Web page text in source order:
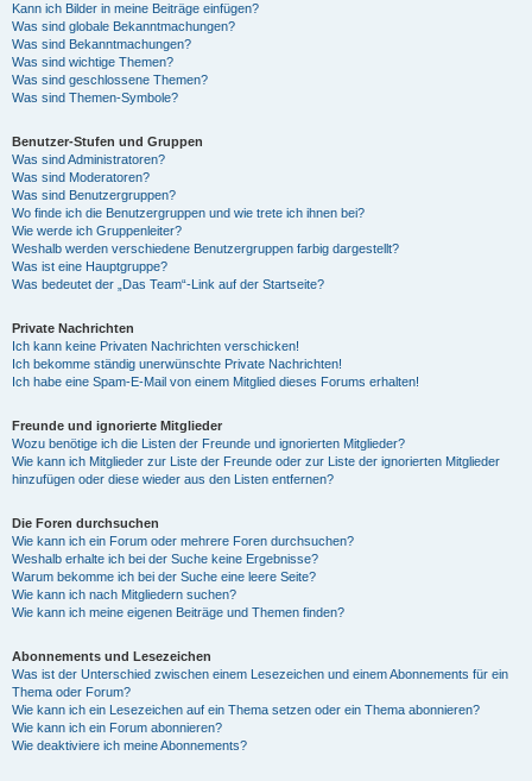
Kann ich Bilder in meine Beiträge einfügen?
Was sind globale Bekanntmachungen?
Was sind Bekanntmachungen?
Was sind wichtige Themen?
Was sind geschlossene Themen?
Was sind Themen-Symbole?
Benutzer-Stufen und Gruppen
Was sind Administratoren?
Was sind Moderatoren?
Was sind Benutzergruppen?
Wo finde ich die Benutzergruppen und wie trete ich ihnen bei?
Wie werde ich Gruppenleiter?
Weshalb werden verschiedene Benutzergruppen farbig dargestellt?
Was ist eine Hauptgruppe?
Was bedeutet der „Das Team“-Link auf der Startseite?
Private Nachrichten
Ich kann keine Privaten Nachrichten verschicken!
Ich bekomme ständig unerwünschte Private Nachrichten!
Ich habe eine Spam-E-Mail von einem Mitglied dieses Forums erhalten!
Freunde und ignorierte Mitglieder
Wozu benötige ich die Listen der Freunde und ignorierten Mitglieder?
Wie kann ich Mitglieder zur Liste der Freunde oder zur Liste der ignorierten Mitglieder
hinzufügen oder diese wieder aus den Listen entfernen?
Die Foren durchsuchen
Wie kann ich ein Forum oder mehrere Foren durchsuchen?
Weshalb erhalte ich bei der Suche keine Ergebnisse?
Warum bekomme ich bei der Suche eine leere Seite?
Wie kann ich nach Mitgliedern suchen?
Wie kann ich meine eigenen Beiträge und Themen finden?
Abonnements und Lesezeichen
Was ist der Unterschied zwischen einem Lesezeichen und einem Abonnements für ein
Thema oder Forum?
Wie kann ich ein Lesezeichen auf ein Thema setzen oder ein Thema abonnieren?
Wie kann ich ein Forum abonnieren?
Wie deaktiviere ich meine Abonnements?